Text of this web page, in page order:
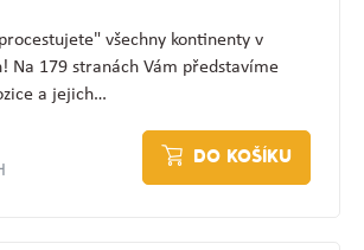
všechny kontinenty v
Na 179 stranách Vám představíme
a jejich…
DO KOŠÍKU